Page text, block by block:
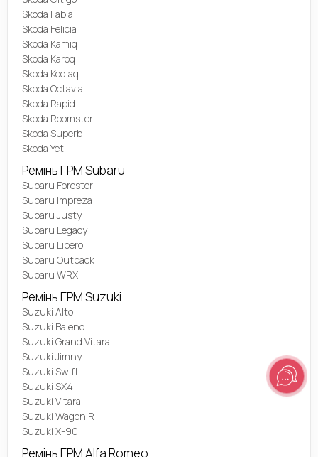
Skoda Fabia
Skoda Felicia
Skoda Kamiq
Skoda Karoq
Skoda Kodiaq
Skoda Octavia
Skoda Rapid
Skoda Roomster
Skoda Superb
Skoda Yeti
Ремінь ГРМ Subaru
Subaru Forester
Subaru Impreza
Subaru Justy
Subaru Legacy
Subaru Libero
Subaru Outback
Subaru WRX
Ремінь ГРМ Suzuki
Suzuki Alto
Suzuki Baleno
Suzuki Grand Vitara
Suzuki Jimny
Suzuki Swift
Suzuki SX4
Suzuki Vitara
Suzuki Wagon R
Suzuki X-90
Ремінь ГРМ Alfa Romeo